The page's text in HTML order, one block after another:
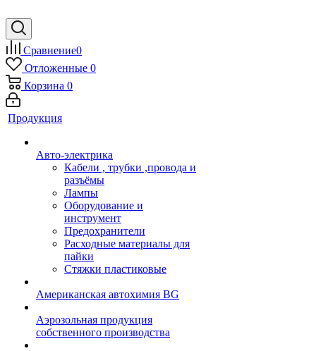
Сравнение0
Отложенные 0
Корзина 0
Продукция
Авто-электрика
Кабели , трубки ,провода и
разъёмы
Лампы
Оборудование и
инструмент
Предохранители
Расходные материалы для
пайки
Стяжки пластиковые
Американская автохимия BG
Аэрозольная продукция
собственного производства